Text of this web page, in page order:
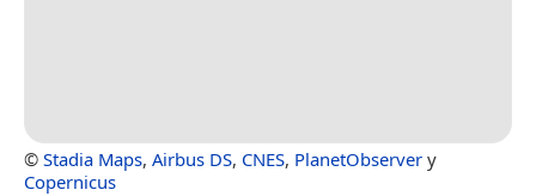
© Stadia Maps, Airbus DS, CNES, PlanetObserver y
Copernicus